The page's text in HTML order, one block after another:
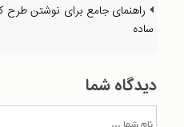
راهنمای جامع برای نوشتن طرح
ساده
دیدگاه شما